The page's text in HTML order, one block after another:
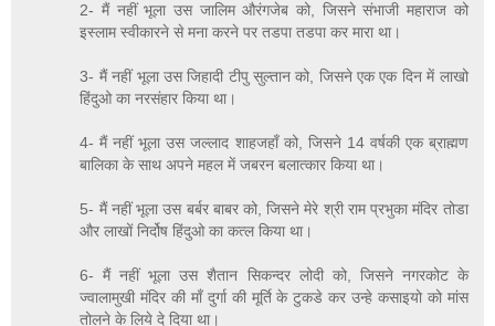
2- मैं नहीं भूला उस जालिम औरंगजेब को, जिसने संभाजी महाराज को
इस्लाम स्वीकारने से मना करने पर तडपा तडपा कर मारा था।
3- मैं नहीं भूला उस जिहादी टीपु सुल्तान को, जिसने एक एक दिन में लाखो
हिंदुओ का नरसंहार किया था।
4- मैं नहीं भूला उस जल्लाद शाहजहाँ को, जिसने 14 वर्षकी एक ब्राह्मण
बालिका के साथ अपने महल में जबरन बलात्कार किया था।
5- मैं नहीं भूला उस बर्बर बाबर को, जिसने मेरे श्री राम प्रभुका मंदिर तोडा
और लाखों निर्दोष हिंदुओ का कत्ल किया था।
6- मैं नहीं भूला उस शैतान सिकन्दर लोदी को, जिसने नगरकोट के
ज्वालामुखी मंदिर की माँ दुर्गा की मूर्ति के टुकडे कर उन्हे कसाइयो को मांस
तोलने के लिये दे दिया था।